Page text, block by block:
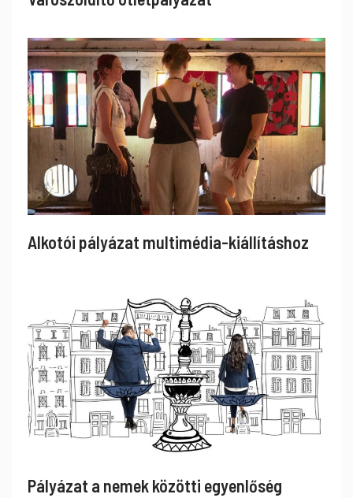
Alkotói pályázat multimédia-kiállításhoz
Pályázat a nemek közötti egyenlőség